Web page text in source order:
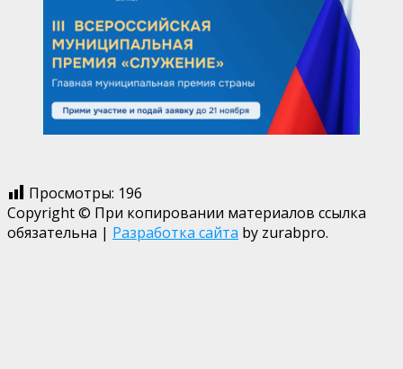
Просмотры: 196
Copyright © При копировании материалов ссылка
обязательна | Разработка сайта by zurabpro.